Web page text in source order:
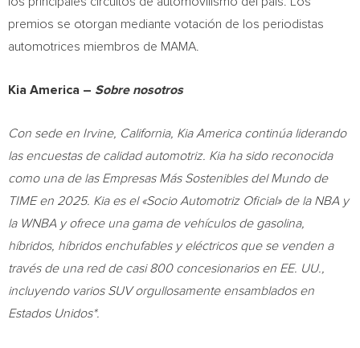
premios se otorgan mediante votación de los periodistas
automotrices miembros de MAMA.
Kia America – Sobre nosotros
Con sede en Irvine, California, Kia America continúa liderando
las encuestas de calidad automotriz. Kia ha sido reconocida
como una de las Empresas Más Sostenibles del Mundo de
TIME en 2025. Kia es el «Socio Automotriz Oficial» de la NBA y
la WNBA y ofrece una gama de vehículos de gasolina,
híbridos, híbridos enchufables y eléctricos que se venden a
través de una red de casi 800 concesionarios en EE. UU.,
incluyendo varios SUV orgullosamente ensamblados en
Estados Unidos*.